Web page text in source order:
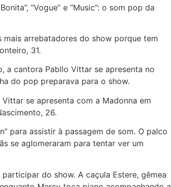
“Vogue” e “Music”: o som pop da
arrebatadores do show porque tem
31.
a cantora Pabllo Vittar se apresenta no
do pop preparava para o show.
se apresenta com a Madonna em
26.
para assistir à passagem de som. O palco
se aglomeraram para tentar ver um
do show. A caçula Estere, gêmea